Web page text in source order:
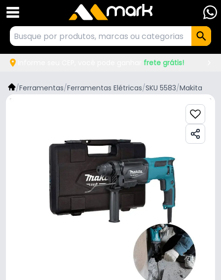
frete grátis!
/Ferramentas/Ferramentas Elétricas/SKU 5583/Makita